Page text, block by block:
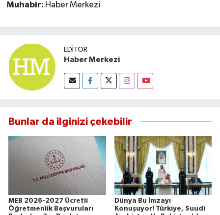
Muhabir: Haber Merkezi
EDITÖR
Haber Merkezi
Bunlar da ilginizi çekebilir
MEB 2026-2027 Ücretli
Öğretmenlik Başvuruları
Dünya Bu İmzayı
Konuşuyor! Türkiye, Suudi